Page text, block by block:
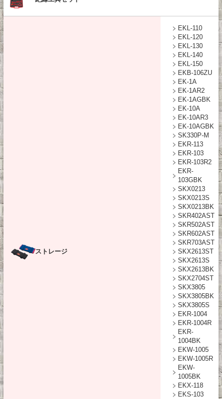
ストレージ
EKL-110
EKL-120
EKL-130
EKL-140
EKL-150
EKB-106ZU
EK-1A
EK-1AR2
EK-1AGBK
EK-10A
EK-10AR3
EK-10AGBK
SK330P-M
EKR-113
EKR-103
EKR-103R2
EKR-
103GBK
SKX0213
SKX0213S
SKX0213BK
SKR402AST
SKR502AST
SKR602AST
SKR703AST
SKX2613ST
SKX2613S
SKX2613BK
SKX2704ST
SKX3805
SKX3805BK
SKX3805S
EKR-1004
EKR-1004R
EKR-
1004BK
EKW-1005
EKW-1005R
EKW-
1005BK
EKX-118
EKS-103